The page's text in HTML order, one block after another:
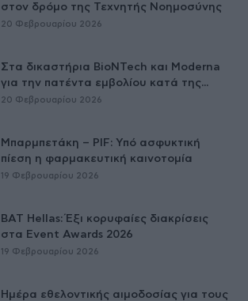
στον δρόμο της Τεχνητής Νοημοσύνης
20 Φεβρουαρίου 2026
Στα δικαστήρια BioNTech και Moderna
για την πατέντα εμβολίου κατά της...
20 Φεβρουαρίου 2026
Μπαρμπετάκη – PIF: Υπό ασφυκτική
πίεση η φαρμακευτική καινοτομία
19 Φεβρουαρίου 2026
BAT Hellas: Έξι κορυφαίες διακρίσεις
στα Event Awards 2026
19 Φεβρουαρίου 2026
Ημέρα εθελοντικής αιμοδοσίας για τους